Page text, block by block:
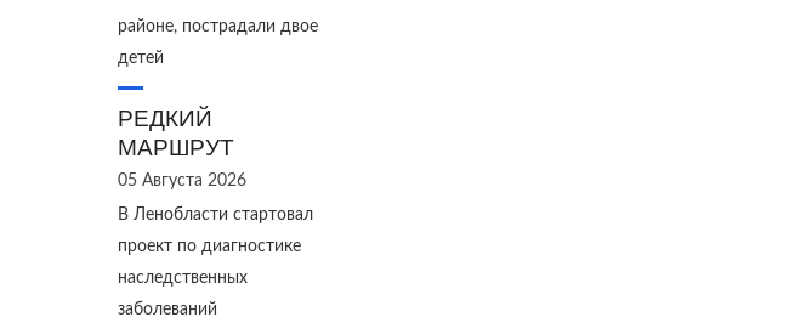
районе, пострадали двое
детей
РЕДКИЙ
МАРШРУТ
05 Августа 2026
В Ленобласти стартовал
проект по диагностике
наследственных
заболеваний